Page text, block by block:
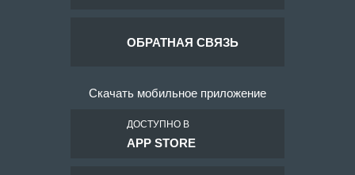
ОБРАТНАЯ СВЯЗЬ
Скачать мобильное приложение
ДОСТУПНО В
APP STORE